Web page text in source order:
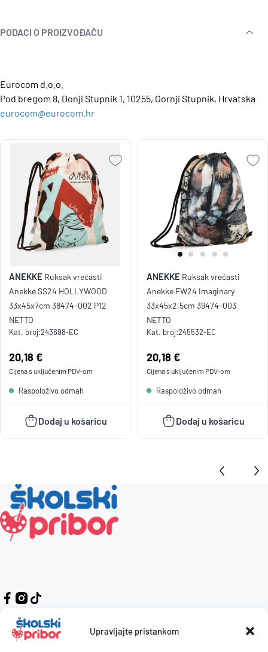
Upravljajte pristankom
PODACI O PROIZVOĐAČU
Eurocom d.o.o.
Pod bregom 8, Donji Stupnik 1, 10255, Gornji Stupnik, Hrvatska
eurocom@eurocom.hr
ANEKKE Ruksak vrećasti
Anekke SS24 HOLLYWOOD
33x45x7cm 38474-002 P12
NETTO
Kat. broj:243698-EC
Cijena:
20,18 €
Cijena s uključenim PDV-om
Raspoloživo odmah
Dodaj u košaricu
ANEKKE Ruksak vrećasti
Anekke FW24 Imaginary
33x45x2,5cm 39474-003
NETTO
Kat. broj:245532-EC
Cijena:
20,18 €
Cijena s uključenim PDV-om
Raspoloživo odmah
Dodaj u košaricu